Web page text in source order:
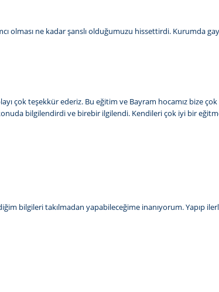
olması ne kadar şanslı olduğumuzu hissettirdi.
çok teşekkür ederiz. Bu eğitim ve Bayram hocamız bize
bilgilendirdi ve birebir ilgilendi. Kendileri çok iyi bir
bilgileri takılmadan yapabileceğime inanıyorum. Yapıp